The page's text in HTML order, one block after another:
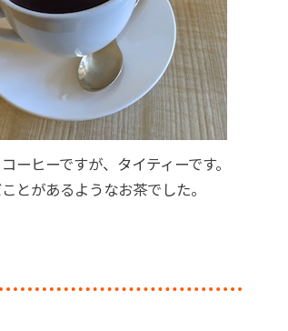
ーヒーですが、タイティーです。
とがあるようなお茶でした。